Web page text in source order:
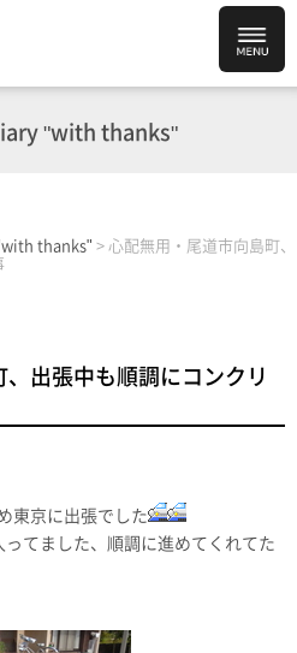
"with thanks"
thanks" > 心配無用・尾道市向島町、
出張中も順調にコンクリ
東京に出張でした
てました、順調に進めてくれてた